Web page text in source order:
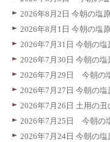
2026年8月2日 今朝の塩
2026年8月1日 今朝の塩
2026年7月31日 今朝の
2026年7月30日 今朝の
2026年7月29日 今朝
2026年7月27日 今朝
2026年7月26日 土用の
2026年7月25日 今朝
2026年7月24日 今朝の